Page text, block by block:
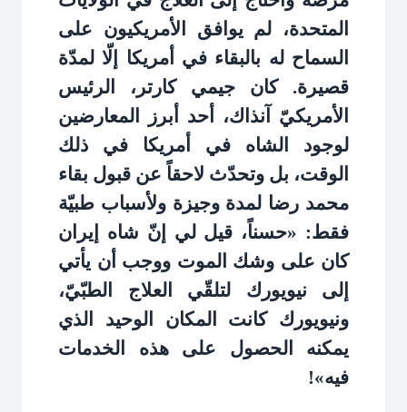
المتحدة، لم يوافق الأمريكيون على
السماح له بالبقاء في أمريكا إلّا لمدّة
قصيرة. كان جيمي كارتر، الرئيس
الأمريكيّ آنذاك، أحد أبرز المعارضين
لوجود الشاه في أمريكا في ذلك
الوقت، بل وتحدّث لاحقاً عن قبول بقاء
محمد رضا لمدة وجيزة ولأسباب طبيّة
فقط: «حسناً، قيل لي إنّ شاه إيران
كان على وشك الموت ووجب أن يأتي
إلى نيويورك لتلقّي العلاج الطبّيّ،
ونيويورك كانت المكان الوحيد الذي
يمكنه الحصول على هذه الخدمات
فيه»!